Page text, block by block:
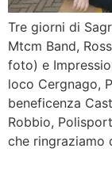
Tre giorni di
Mtcm Band,
foto) e
loco Cergnago,
beneficenza
Robbio,
che ringraziamo